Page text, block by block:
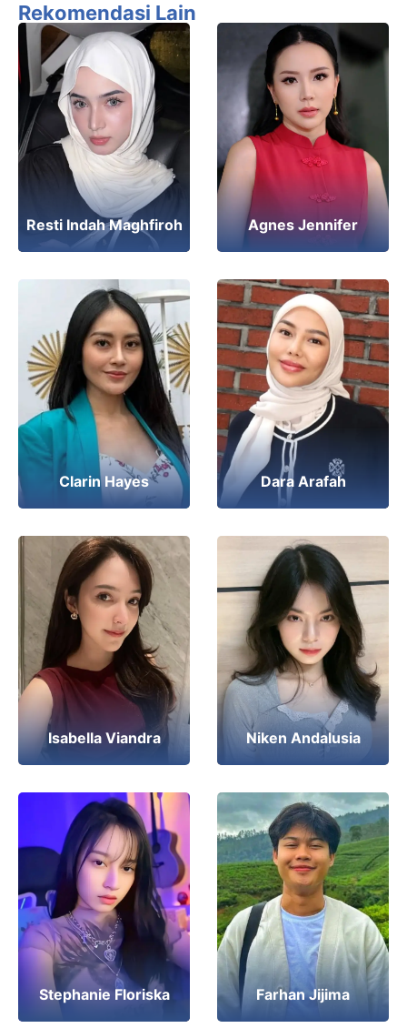
Rekomendasi Lain
Resti Indah Maghfiroh Agnes Jennifer
Clarin Hayes Dara Arafah
Isabella Viandra Niken Andalusia
Stephanie Floriska Farhan Jijima